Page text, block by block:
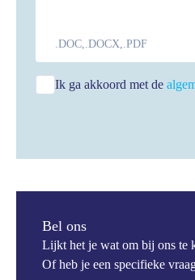
.DOC,.DOCX,.PDF
Ik ga akkoord met de
Bel ons
Lijkt het je wat om bij ons te
Of heb je een specifieke